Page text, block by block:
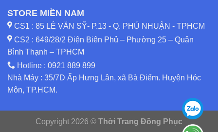
STORE MIỀN NAM
CS1 : 85 LÊ VĂN SỸ- P.13 - Q. PHÚ NHUẬN - TPHCM
CS2 : 649/28/2 Điện Biên Phủ – Phường 25 – Quận
Bình Thạnh – TPHCM
Hotline : 0921 889 899
Nhà Máy : 35/7D Ấp Hưng Lân, xã Bà Điểm. Huyện Hóc
Môn, TP.HCM.
Copyright 2026 © Thời Trang Đồng Phục